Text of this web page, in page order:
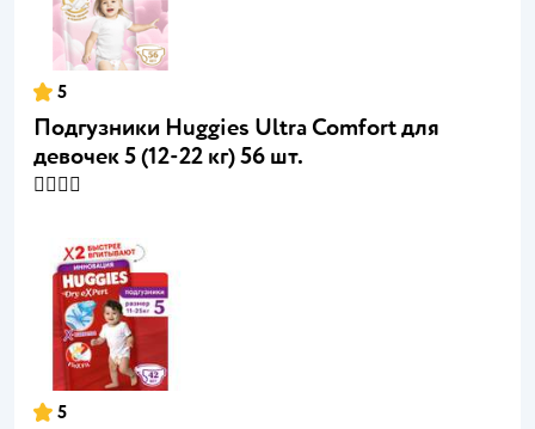
5
Подгузники Huggies Ultra Comfort для
девочек 5 (12-22 кг) 56 шт.
👍🏻👍🏻
5